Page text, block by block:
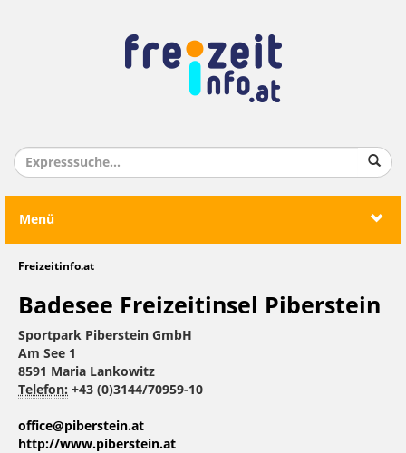
Menü
Freizeitinfo.at
Badesee Freizeitinsel Piberstein
Sportpark Piberstein GmbH
Am See 1
8591 Maria Lankowitz
Telefon: +43 (0)3144/70959-10
office@piberstein.at
http://www.piberstein.at